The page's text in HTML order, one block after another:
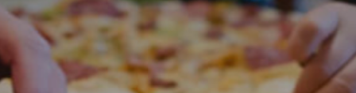
ACCUEIL
LA CARTE